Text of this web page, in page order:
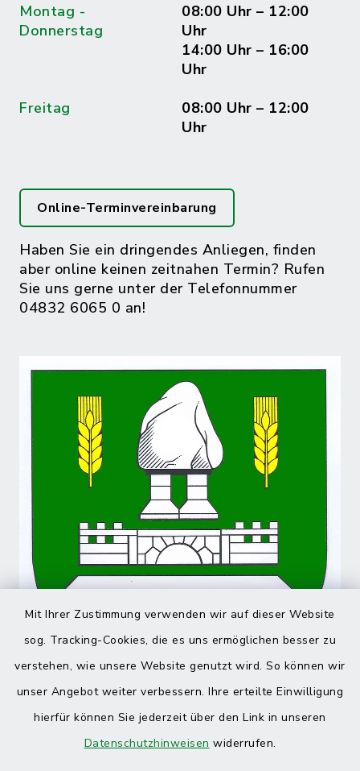
Mit Ihrer Zustimmung verwenden wir auf dieser Website
sog. Tracking-Cookies, die es uns ermöglichen besser zu
verstehen, wie unsere Website genutzt wird. So können wir
unser Angebot weiter verbessern. Ihre erteilte Einwilligung
hierfür können Sie jederzeit über den Link in unseren
Datenschutzhinweisen widerrufen.
Montag -
Donnerstag
08:00 Uhr – 12:00
Uhr
14:00 Uhr – 16:00
Uhr
Freitag
08:00 Uhr – 12:00
Uhr
Online-Terminvereinbarung
Haben Sie ein dringendes Anliegen, finden
aber online keinen zeitnahen Termin? Rufen
Sie uns gerne unter der Telefonnummer
04832 6065 0 an!